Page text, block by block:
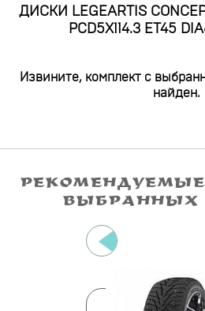
ДИСКИ LEGEARTIS
PCD5X114.3 ET45
Извините, комплект с
найден.
ВЫБРАННЫХ